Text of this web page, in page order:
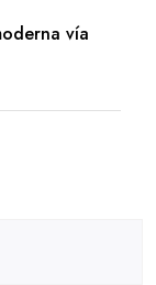
vía